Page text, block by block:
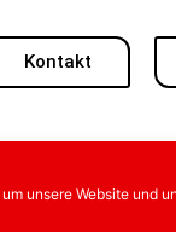
unsere Website und
Kontakt